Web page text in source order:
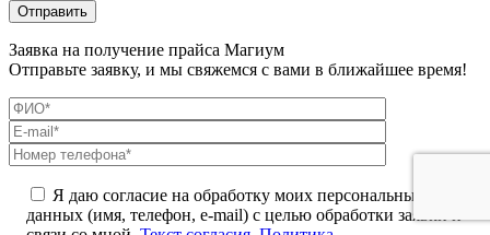
Заявка на получение прайса Магиум
Отправьте заявку, и мы свяжемся с вами в ближайшее время!
Я даю согласие на обработку моих персональных
данных (имя, телефон, e-mail) с целью обработки заявки и